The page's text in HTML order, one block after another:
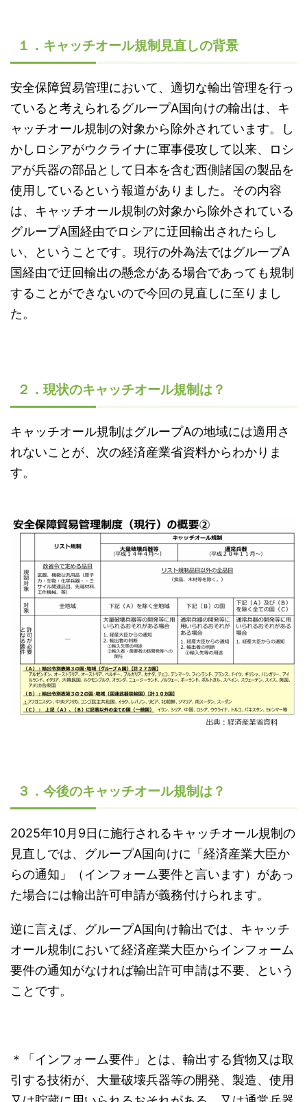
１．キャッチオール規制見直しの背景
安全保障貿易管理において、適切な輸出管理を行っ
ていると考えられるグループA国向けの輸出は、キ
ャッチオール規制の対象から除外されています。し
かしロシアがウクライナに軍事侵攻して以来、ロシ
アが兵器の部品として日本を含む西側諸国の製品を
使用しているという報道がありました。その内容
は、キャッチオール規制の対象から除外されている
グループA国経由でロシアに迂回輸出されたらし
い、ということです。現行の外為法ではグループA
国経由で迂回輸出の懸念がある場合であっても規制
することができないので今回の見直しに至りまし
た。
２．現状のキャッチオール規制は？
キャッチオール規制はグループAの地域には適用さ
れないことが、次の経済産業省資料からわかりま
す。
３．今後のキャッチオール規制は？
2025年10月 9日に施行されるキャッチオール規制の
見直しでは、グループA国向けに「経済産業大臣か
らの通知」（インフォーム要件と言います）があっ
た場合には輸出許可申請が義務付けられます。
逆に言えば、グループA国向け輸出では、キャッチ
オール規制において経済産業大臣からインフォーム
要件の通知がなければ輸出許可申請は不要、という
ことです。
＊「インフォーム要件」とは、輸出する貨物又は取
引する技術が、大量破壊兵器等の開発、製造、使用